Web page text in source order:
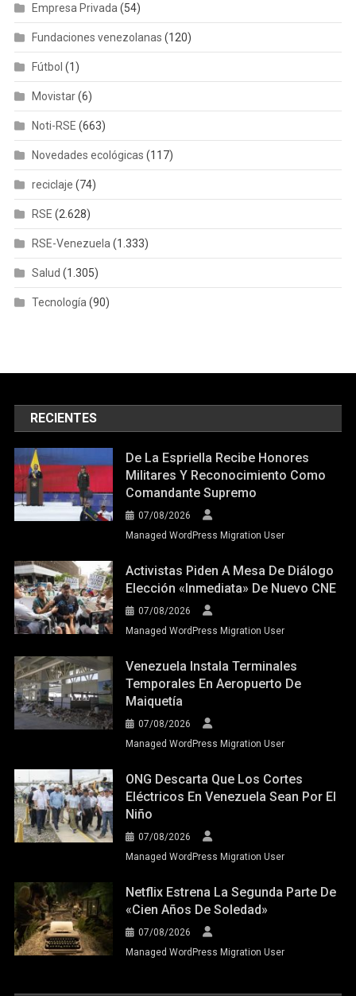
Empresa Privada (54)
Fundaciones venezolanas (120)
Fútbol (1)
Movistar(6)
Noti-RSE (663)
Novedades ecológicas (117)
reciclaje (74)
RSE (2.628)
RSE-Venezuela (1.333)
Salud (1.305)
Tecnología (90)
RECIENTES
De La Espriella Recibe Honores
Militares Y Reconocimiento Como
Comandante Supremo
07/08/2026
Managed WordPress Migration User
Activistas Piden A Mesa De Diálogo
Elección «inmediata» De Nuevo CNE
07/08/2026
Managed WordPress Migration User
Venezuela Instala Terminales
Temporales En Aeropuerto De
Maiquetía
07/08/2026
Managed WordPress Migration User
ONG Descarta Que Los Cortes
Eléctricos En Venezuela Sean Por El
Niño
07/08/2026
Managed WordPress Migration User
Netflix Estrena La Segunda Parte De
«Cien Años De Soledad»
07/08/2026
Managed WordPress Migration User